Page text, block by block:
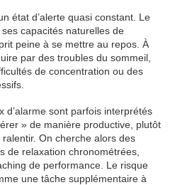
état d’alerte quasi constant. Le
capacités naturelles de
peine à se mettre au repos. À
par des troubles du sommeil,
de concentration ou des
d’alarme sont parfois interprétés
» de manière productive, plutôt
On cherche alors des
de relaxation chronométrées,
de performance. Le risque
une tâche supplémentaire à